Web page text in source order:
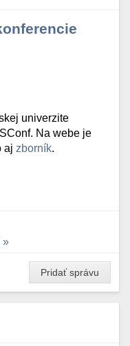
univerzite
Na webe je
aj zborník.
Pridať správu